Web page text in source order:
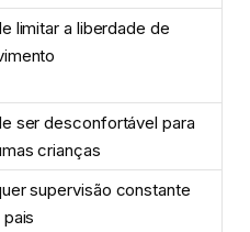
limitar a liberdade de
ser desconfortável para
crianças
supervisão constante